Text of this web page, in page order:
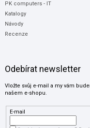
PK computers - IT
Katalogy
Návody
Recenze
Odebírat newsletter
Vložte svůj e-mail a my vám
našem e-shopu.
E-mail